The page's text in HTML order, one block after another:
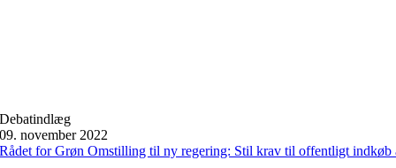
Debatindlæg
09. november 2022
Rådet for Grøn Omstilling til ny regering: Stil krav til offentligt indkøb